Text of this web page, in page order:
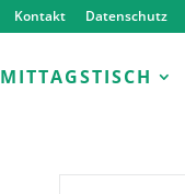
Kontakt Datenschutz
MITTAGSTISCH